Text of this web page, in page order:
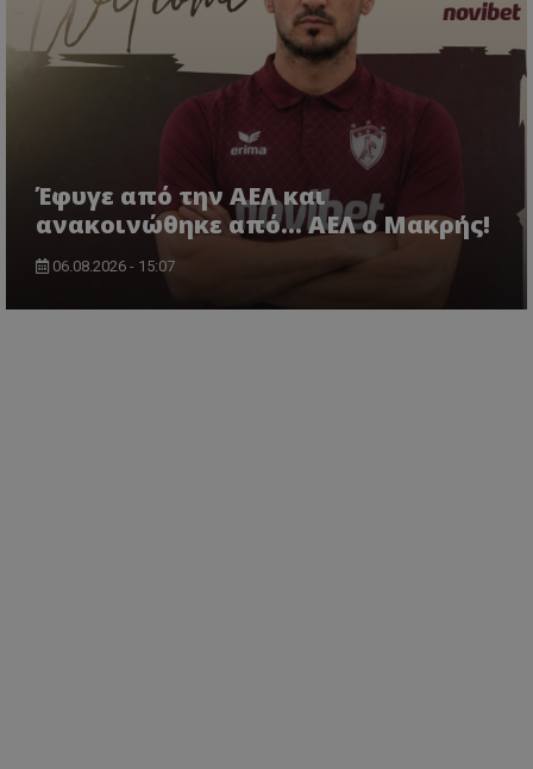
Έφυγε από την ΑΕΛ και
ανακοινώθηκε από... ΑΕΛ ο Μακρής!
06.08.2026 - 15:07